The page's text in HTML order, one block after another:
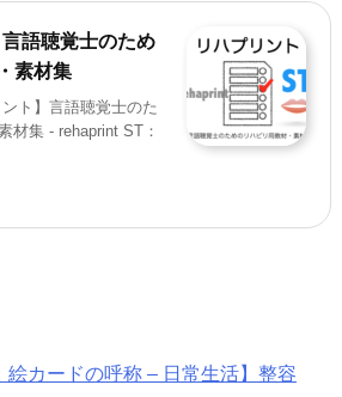
語聴覚士のため
素材集
ト】言語聴覚士のた
材集 - rehaprint ST：
絵カードの呼称 – 日常生活】整容